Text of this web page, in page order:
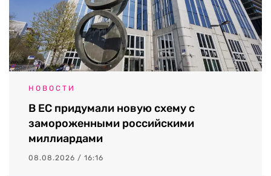
НОВОСТИ
В ЕС придумали новую схему с
замороженными российскими
миллиардами
08.08.2026 / 16:16